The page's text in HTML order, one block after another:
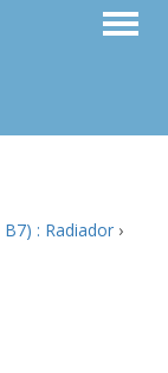
B7) : Radiador ›